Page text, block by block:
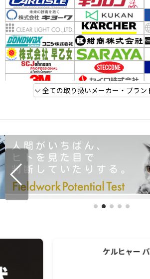
全ての取り扱いメーカー・ブラン
ケルヒャー バッテリー互換